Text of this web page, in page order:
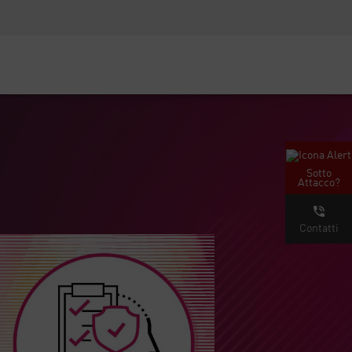
Sotto
Attacco?
Contatti